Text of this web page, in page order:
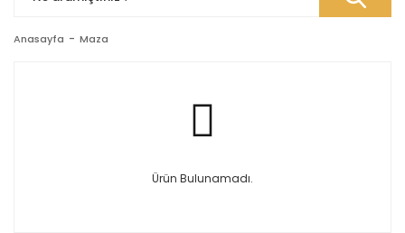
Anasayfa Maza
Ürün Bulunamadı.